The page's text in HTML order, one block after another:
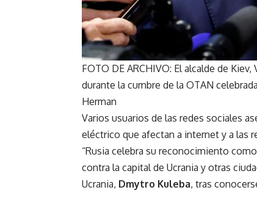
FOTO DE ARCHIVO: El alcalde de
durante la cumbre de la OTAN
Herman
Varios usuarios de las redes sociales
eléctrico que afectan a internet y a las
“Rusia celebra su reconocimiento
contra la capital de Ucrania y otras
Ucrania, Dmytro Kuleba, tras